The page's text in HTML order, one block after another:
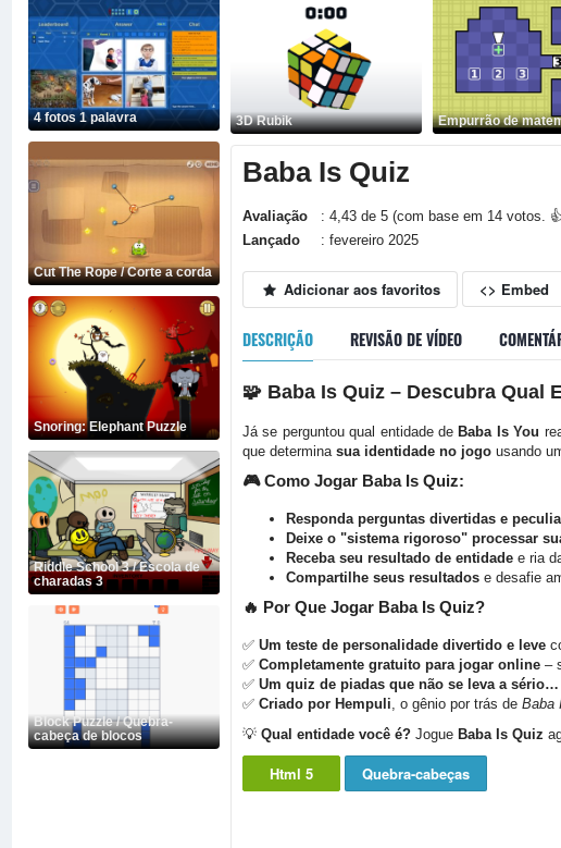
4 fotos 1 palavra
Cut The Rope / Corte a corda
Snoring: Elephant Puzzle
Riddle School 3 / Escola de
charadas 3
Block Puzzle / Quebra-
cabeça de blocos
3D Rubik Empurrão de
Baba Is Quiz
Avaliação
: 4,43 de 5 (com base em 14 votos.
Lançado
: fevereiro 2025
Adicionar aos favoritos <> Embed
DESCRIÇÃO REVISÃO DE VÍDEO
🧩 Baba Is Quiz – Descubra Qual
Já se perguntou qual entidade de Baba Is You
que determina sua identidade no jogousando
🎮Como Jogar Baba Is Quiz:
Responda perguntas divertidas e
Deixe o "sistema rigoroso" processar
Receba seu resultado de entidadee ria
Compartilhe seus resultadose desafie
🔥 Por Que Jogar Baba Is Quiz?
✅ Um teste de personalidade divertido e leve
✅ Completamente gratuito para jogar online–
✅ Um quiz de piadas que não se leva a
✅ Criado por Hempuli, o gênio por trás de Baba
💡 Qual entidade você é?Jogue Baba Is Quiz
Html 5 Quebra-cabeças